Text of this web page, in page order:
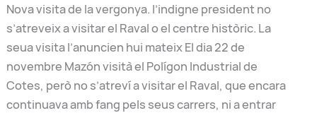
Nova visita de la vergonya. l’indigne president no
s’atreveix a visitar el Raval o el centre històric. La
seua visita l’anuncien hui mateix El dia 22 de
novembre Mazón visità el Polígon Industrial de
Cotes, però no s’atreví a visitar el Raval, que encara
continuava amb fang pels seus carrers, ni a entrar